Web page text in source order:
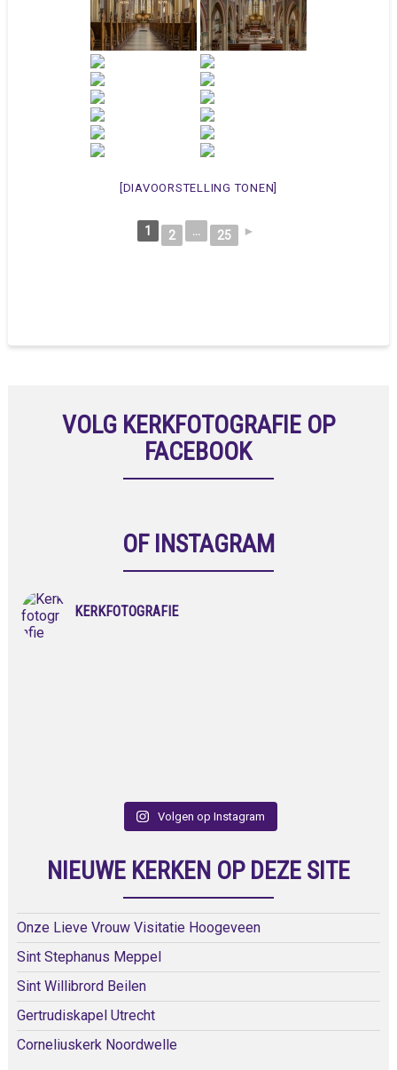
[DIAVOORSTELLING TONEN]
1 2 ... 25 ►
VOLG KERKFOTOGRAFIE OP
FACEBOOK
OF INSTAGRAM
KERKFOTOGRAFIE
Volgen op Instagram
NIEUWE KERKEN OP DEZE SITE
Onze Lieve Vrouw Visitatie Hoogeveen
Sint Stephanus Meppel
Sint Willibrord Beilen
Gertrudiskapel Utrecht
Corneliuskerk Noordwelle